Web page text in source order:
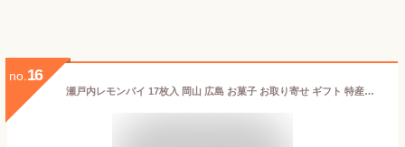
no. 16
瀬戸内レモンパイ 17枚入 岡山 広島 お菓子 お取り寄せ ギフト 特産品 岡山県 広島県 グルメ 岡山土産 広島土産 プレゼント レモン お菓子 岡山特産品 サクサク パイ 瀬戸内産レモン使用 レモンパイ 枚数多い 洋菓子 帰省 手土産 個包装 卒業祝い 退職祝い ハロウィン